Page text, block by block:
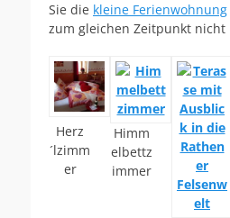
Sie die kleine Ferienwohnung
zum gleichen Zeitpunkt nicht
Herz
´lzimm
er
Himm
elbettz
immer